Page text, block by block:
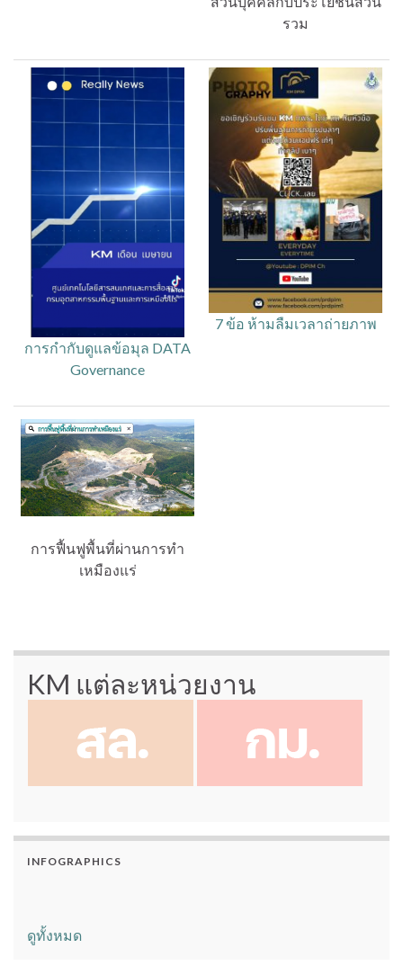
รวม
การกำกับดูแลข้อมุล DATA
Governance
7 ข้อ ห้ามลืมเวลาถ่ายภาพ
การฟื้นฟูพื้นที่ผ่านการทำ
เหมืองแร่
KM แต่ละหน่วยงาน
INFOGRAPHICS
ดูทั้งหมด